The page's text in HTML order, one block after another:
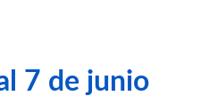
7 de junio